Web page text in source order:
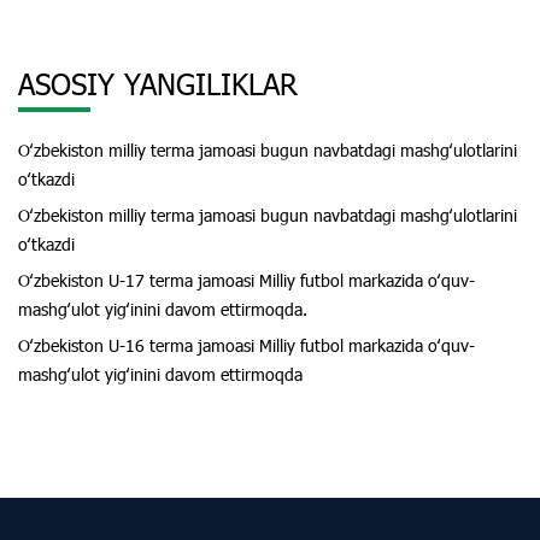
ASOSIY YANGILIKLAR
Oʻzbekiston milliy terma jamoasi bugun navbatdagi mashgʻulotlarini
oʻtkazdi
Oʻzbekiston milliy terma jamoasi bugun navbatdagi mashgʻulotlarini
oʻtkazdi
Oʻzbekiston U-17 terma jamoasi Milliy futbol markazida oʻquv-
mashgʻulot yigʻinini davom ettirmoqda.
Oʻzbekiston U-16 terma jamoasi Milliy futbol markazida oʻquv-
mashgʻulot yigʻinini davom ettirmoqda